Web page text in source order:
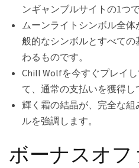
ンギャンブルサイトの1つで
ムーンライトシンボル全
般的なシンボルとすべて
わるものです。
Chill Wolfを今すぐプレイ
て、通常の支払いを獲得し
輝く霜の結晶が、完全な
ルを強調します。
ボーナスオフ